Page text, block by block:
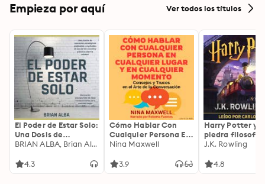
Empieza por aquí Ver todos los títulos
El Poder de Estar Solo:
Una Dosis de
Motivación
Ideas Revolucionarias
BRIAN ALBA, Brian Alba
4.3
Cómo Hablar Con
Cualquier Persona En
Cualquier Lugar Y En
Nina Maxwell
3.9
Harry Potter y
piedra filosofal
J.K. Rowling
4.8